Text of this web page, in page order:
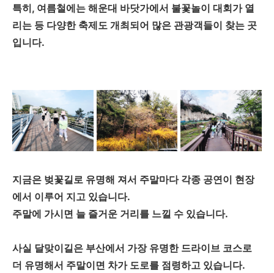
특히, 여름철에는 해운대 바닷가에서 불꽃놀이 대회가 열
리는 등 다양한 축제도 개최되어 많은 관광객들이 찾는 곳
입니다.
지금은 벚꽃길로 유명해 져서 주말마다 각종 공연이 현장
에서 이루어 지고 있습니다.
주말에 가시면 늘 즐거운 거리를 느낄 수 있습니다.
사실 달맞이길은 부산에서 가장 유명한 드라이브 코스로
더 유명해서 주말이면 차가 도로를 점령하고 있습니다.